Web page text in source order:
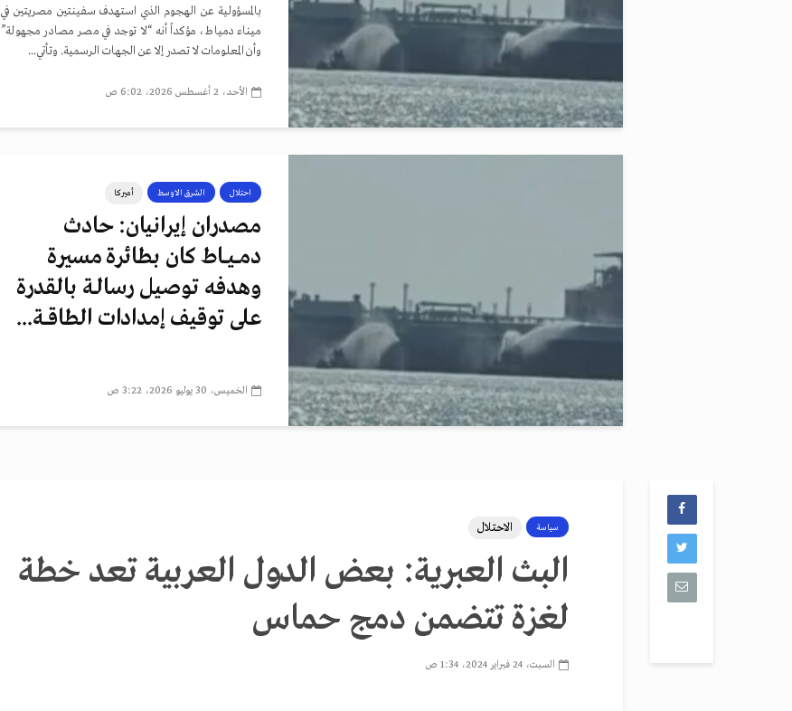
بالمسؤولية عن الهجوم الذي استهدف سفينتين مصريتين في
ميناء دمياط، مؤكداً أنه “لا توجد في مصر مصادر مجهولة”
وأن المعلومات لا تصدر إلا عن الجهات الرسمية. وتأتي...
الأحد، 2 أغسطس 2026، 6:02 ص
احتلال الشرق الاوسط أميركا
مصدران إيرانيان: حادث
دمــيــاط كان بطائرة مسيرة
وهدفه توصيل رسالـة بالقدرة
على توقيف إمدادات الطاقــة...
الخميس، 30 يوليو 2026، 3:22 ص
سياسة الاحتلال
البث العبرية: بعض الدول العربية تعد خطة
لغزة تتضمن دمج حماس
السبت، 24 فبراير 2024، 1:34 ص